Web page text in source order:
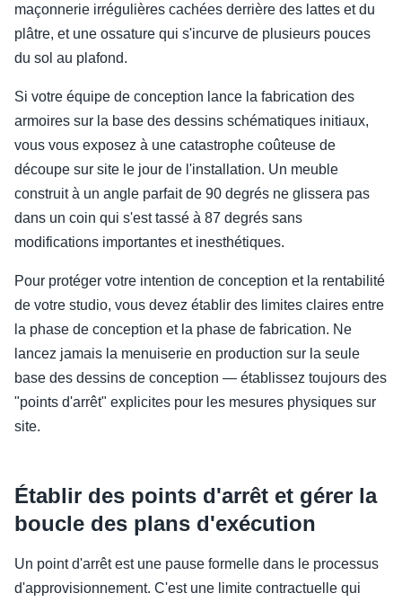
maçonnerie irrégulières cachées derrière des lattes et du
plâtre, et une ossature qui s'incurve de plusieurs pouces
du sol au plafond.
Si votre équipe de conception lance la fabrication des
armoires sur la base des dessins schématiques initiaux,
vous vous exposez à une catastrophe coûteuse de
découpe sur site le jour de l'installation. Un meuble
construit à un angle parfait de 90 degrés ne glissera pas
dans un coin qui s'est tassé à 87 degrés sans
modifications importantes et inesthétiques.
Pour protéger votre intention de conception et la rentabilité
de votre studio, vous devez établir des limites claires entre
la phase de conception et la phase de fabrication. Ne
lancez jamais la menuiserie en production sur la seule
base des dessins de conception — établissez toujours des
"points d'arrêt" explicites pour les mesures physiques sur
site.
Établir des points d'arrêt et gérer la
boucle des plans d'exécution
Un point d'arrêt est une pause formelle dans le processus
d'approvisionnement. C'est une limite contractuelle qui